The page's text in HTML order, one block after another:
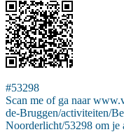
#53298
Scan me of ga naar
de-Bruggen/activiteiten/
Noorderlicht/53298 om je